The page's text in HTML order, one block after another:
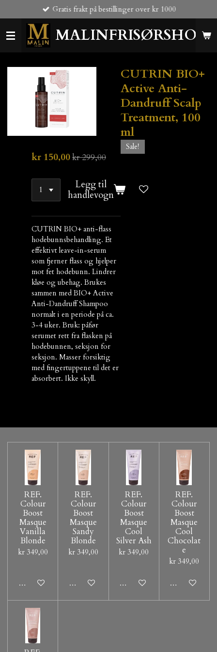
til
hovedinnhold
MALINFRISØRSHOP
Gratis frakt på bestillinger over kr 1000
CUTRIN BIO+
Active Anti-
Dandruff Scalp
Treatment, 100
ml
Sale!
kr 150,00kr 299,00
Legg til
handlevogn
CUTRIN BIO+ anti-flass
hodebunnsbehandling. Et
effektivt leave-in-serum
som fjerner flass og hjelper
mot fet hodebunn. Lindrer
kløe og ubehag. Brukes
sammen med BIO+ Active
Anti-Dandruff Shampoo
normalt i en periode på ca.
3-4 uker. Bruk: påfør
serumet rett fra flasken på
hodebunnen, seksjon for
seksjon. Masser forsiktig
med fingertuppene til det er
absorbert. Ikke skyll.
REF.
Colour
Boost
Masque
Vanilla
Blonde
kr 349,00
Legg til handlevogn
REF.
Colour
Boost
Masque
Sandy
Blonde
kr 349,00
Legg til handlevogn
REF.
Colour
Boost
Masque
Cool
Silver Ash
kr 349,00
Legg til handlevogn
REF.
Colour
Boost
Masque
Cool
Chocolat
e
kr 349,00
Legg til